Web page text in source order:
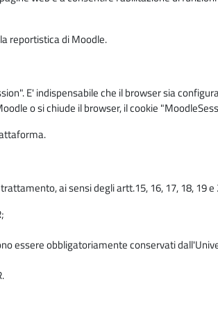
reportistica di Moodle.
E' indispensabile che il browser sia
o si chiude il browser, il cookie
ai sensi degli artt.15, 16, 17, 18, 19 e
essere obbligatoriamente conservati